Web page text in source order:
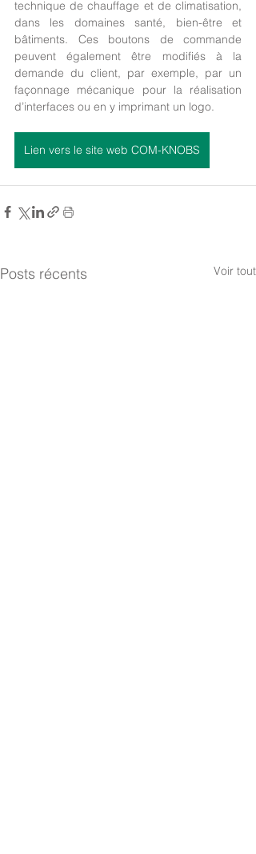
technique de chauffage et de climatisation,
dans les domaines santé, bien-être et
bâtiments. Ces boutons de commande
peuvent également être modifiés à la
demande du client, par exemple, par un
façonnage mécanique pour la réalisation
d’interfaces ou en y imprimant un logo.
Lien vers le site web COM-KNOBS
Posts récents Voir tout